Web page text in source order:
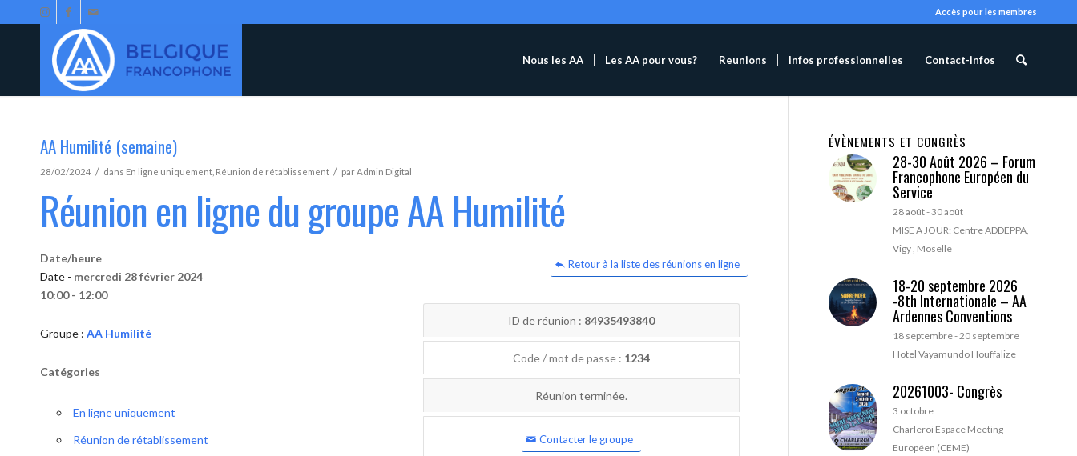
Accès pour les membres
Nous les AA Les AA pour vous? Reunions Infos professionnelles Contact-infos
AA Humilité (semaine)
28/02/2024 / dans En ligne uniquement Réunion de rétablissement / parAdmin Digital
Réunion en ligne du groupe AA Humilité
Retour à la liste des réunions en ligne
Date/heure
Date - mercredi 28 février 2024
10:00 - 12:00
Groupe : AA Humilité
Catégories
En ligne uniquement
Réunion de rétablissement
ID de réunion : 84935493840
Code / mot de passe : 1234
Réunion terminée.
Contacter le groupe
ÉVÈNEMENTS ET CONGRÈS
28-30 Août 2026 – Forum
Francophone Européen du
Service
28 août-30 août
MISE A JOUR: Centre ADDEPPA,
Vigy , Moselle
18-20 septembre 2026
-8th Internationale – AA
Ardennes Conventions
18 septembre-20 septembre
Hotel Vayamundo Houffalize
20261003- Congrès
3 octobre
Charleroi Espace Meeting
Européen (CEME)